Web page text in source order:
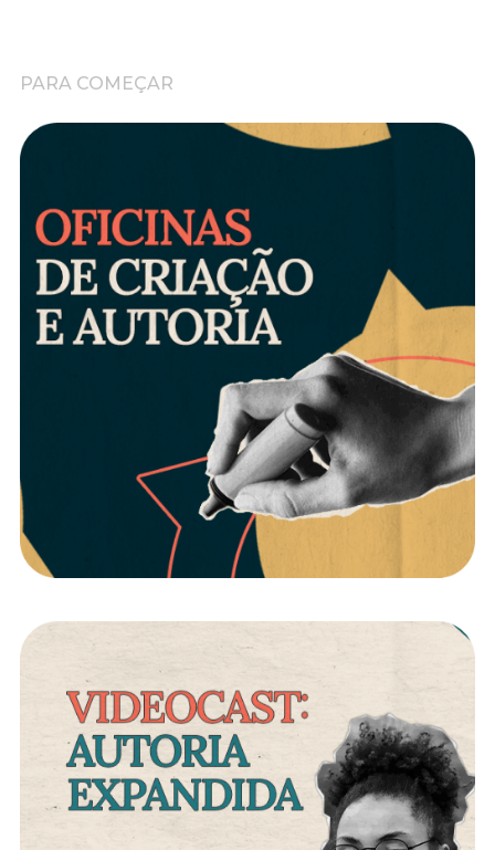
PARA COMEÇAR